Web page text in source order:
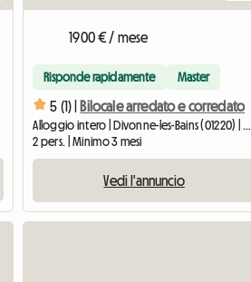
1900 € / mese
Risponde rapidamente Master
5 (1) | Bilocale arredato e corredato
Alloggio intero | Divonne-les-Bains (01220) | 44 M2
2 pers. | Minimo 3 mesi
Vedi l'annuncio